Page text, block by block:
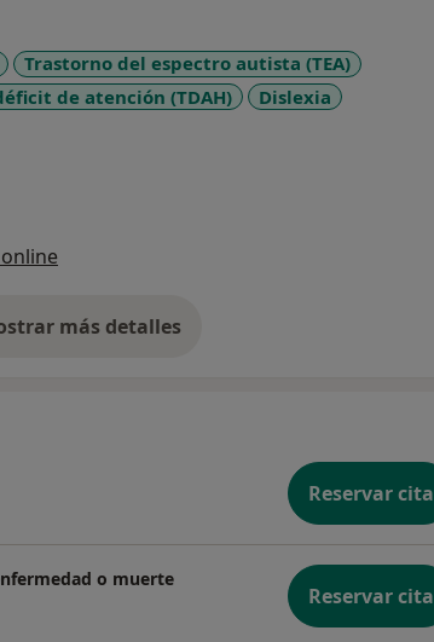
Trastorno del espectro autista (TEA)
de atención (TDAH)
Dislexia
más detalles
sobre la experiencia
Reservar cita
o muerte
Reservar cita